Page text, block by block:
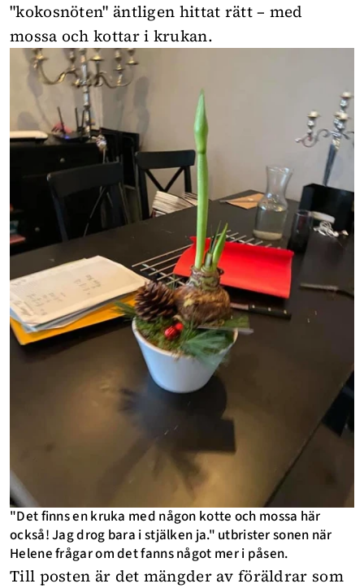
"kokosnöten" äntligen hittat rätt – med
mossa och kottar i krukan.
"Det finns en kruka med någon kotte och mossa här
också! Jag drog bara i stjälken ja." utbrister sonen när
Helene frågar om det fanns något mer i påsen.
Till posten är det mängder av föräldrar som